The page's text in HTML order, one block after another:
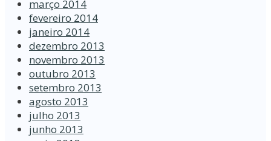
março 2014
fevereiro 2014
janeiro 2014
dezembro 2013
novembro 2013
outubro 2013
setembro 2013
agosto 2013
julho 2013
junho 2013